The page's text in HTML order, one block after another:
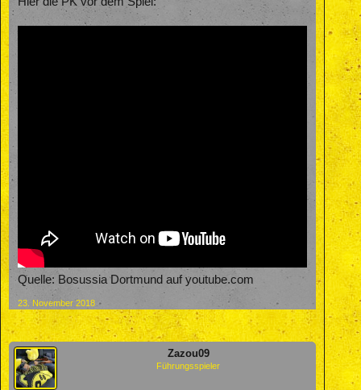
Quelle: Bosussia Dortmund auf youtube.com
23. November 2018
Zazou09
Führungsspieler